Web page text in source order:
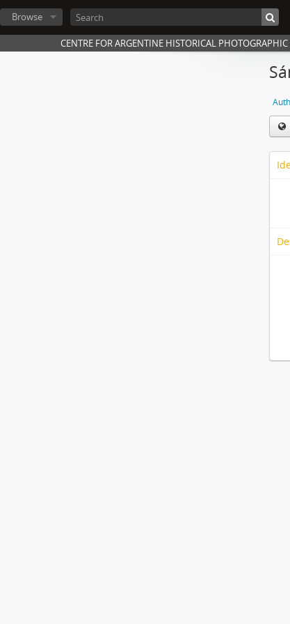
Browse
CENTRE FOR ARGENTINE HISTORICAL PHOTOGRAPHIC